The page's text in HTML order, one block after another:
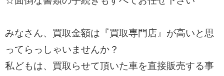
みなさん、買取金額は『買取専門店』が高いと思
ってらっしゃいませんか？
私どもは、買取らせて頂いた車を直接販売する事